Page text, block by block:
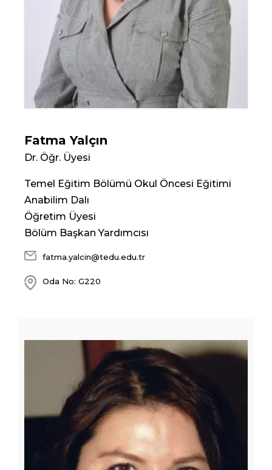
Fatma Yalçın
Dr. Öğr. Üyesi
Temel Eğitim Bölümü Okul Öncesi Eğitimi
Anabilim Dalı
Öğretim Üyesi
Bölüm Başkan Yardımcısı
fatma.yalcin@tedu.edu.tr
Oda No: G220